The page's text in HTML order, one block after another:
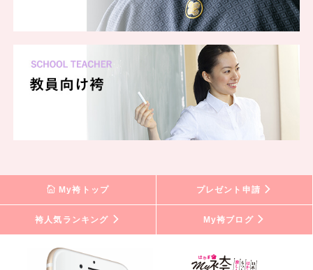
My袴トップ プレゼント申請
袴人気ランキング My袴ブログ